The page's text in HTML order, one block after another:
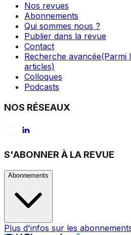
Nos revues
Abonnements
Qui sommes nous ?
Publier dans la revue
Contact
Recherche avancée(Parmi
articles)
Colloques
Podcasts
NOS RÉSEAUX
S'ABONNER À LA REVUE
Abonnements
Plus d'infos sur les